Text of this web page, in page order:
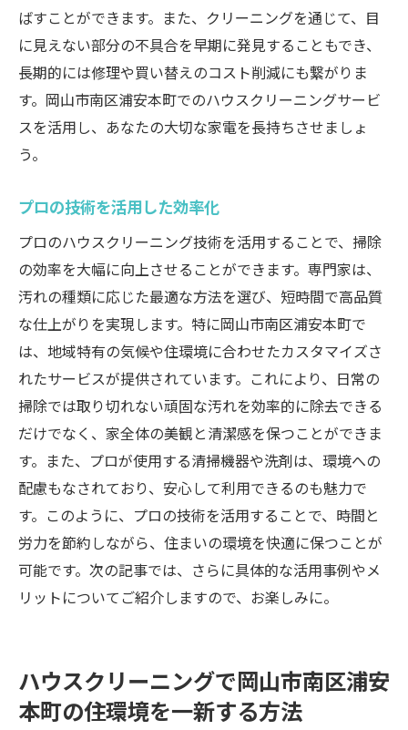
ばすことができます。また、クリーニングを通じて、目
に見えない部分の不具合を早期に発見することもでき、
長期的には修理や買い替えのコスト削減にも繋がりま
す。岡山市南区浦安本町でのハウスクリーニングサービ
スを活用し、あなたの大切な家電を長持ちさせましょ
う。
プロの技術を活用した効率化
プロのハウスクリーニング技術を活用することで、掃除
の効率を大幅に向上させることができます。専門家は、
汚れの種類に応じた最適な方法を選び、短時間で高品質
な仕上がりを実現します。特に岡山市南区浦安本町で
は、地域特有の気候や住環境に合わせたカスタマイズさ
れたサービスが提供されています。これにより、日常の
掃除では取り切れない頑固な汚れを効率的に除去できる
だけでなく、家全体の美観と清潔感を保つことができま
す。また、プロが使用する清掃機器や洗剤は、環境への
配慮もなされており、安心して利用できるのも魅力で
す。このように、プロの技術を活用することで、時間と
労力を節約しながら、住まいの環境を快適に保つことが
可能です。次の記事では、さらに具体的な活用事例やメ
リットについてご紹介しますので、お楽しみに。
ハウスクリーニングで岡山市南区浦安
本町の住環境を一新する方法